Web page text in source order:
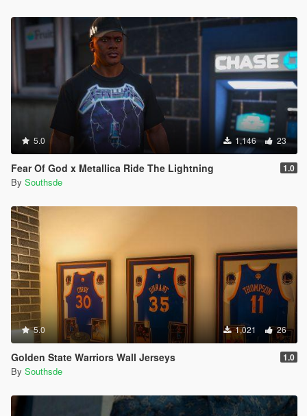
5.0 1,146 23
Fear Of God x Metallica Ride The Lightning 1.0
By Southsde
5.0 1,021 26
Golden State Warriors Wall Jerseys 1.0
By Southsde